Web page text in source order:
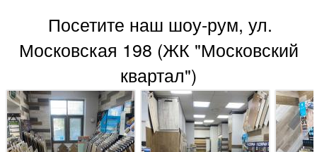
Посетите наш шоу-рум, ул.
Московская 198 (ЖК "Московский
квартал")